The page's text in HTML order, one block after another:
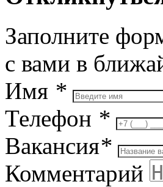
Заполните
с вами в
Имя *
Телефон *
Вакансия*
Комментарий